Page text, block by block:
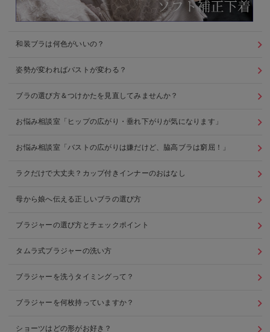
和装ブラは何色がいいの？
姿勢が変わればバストが変わる？
ブラの選び方＆つけかたを見直してみませんか？
お悩み相談室「ヒップの広がり・垂れ下がりが気になります」
お悩み相談室「バストの広がりは嫌だけど、脇高ブラは窮屈！」
ラクだけで大丈夫？カップ付きインナーのおはなし
母から娘へ伝える正しいブラの選び方
ブラジャーの選び方とチェックポイント
タムラ式ブラジャーの洗い方
ブラジャーを洗うタイミングって？
ブラジャーを何枚持っていますか？
ショーツはどの形がお好き？